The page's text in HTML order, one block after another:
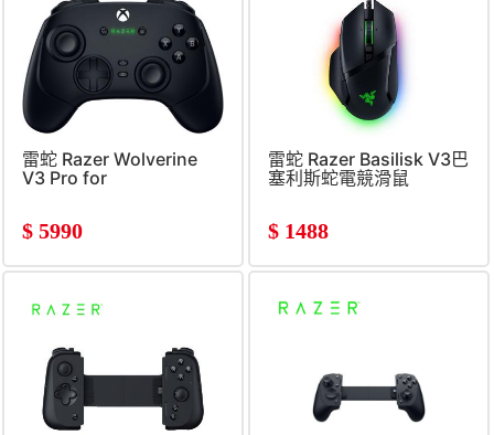
雷蛇 Razer Wolverine
V3 Pro for
$ 5990
雷蛇 Razer Basilisk V3巴
塞利斯蛇電競滑鼠
$ 1488